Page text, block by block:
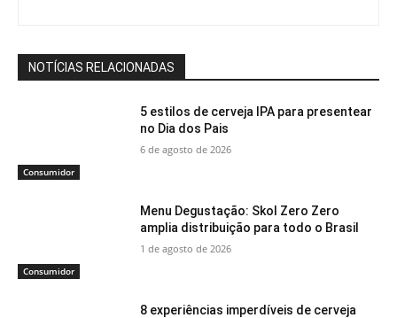
NOTÍCIAS RELACIONADAS
Consumidor
5 estilos de cerveja IPA para presentear
no Dia dos Pais
6 de agosto de 2026
Consumidor
Menu Degustação: Skol Zero Zero
amplia distribuição para todo o Brasil
1 de agosto de 2026
8 experiências imperdíveis de cerveja